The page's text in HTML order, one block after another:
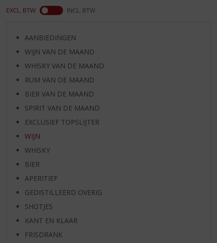
EXCL. BTW INCL. BTW
AANBIEDINGEN
WIJN VAN DE MAAND
WHISKY VAN DE MAAND
RUM VAN DE MAAND
BIER VAN DE MAAND
SPIRIT VAN DE MAAND
EXCLUSIEF TOPSLIJTER
WIJN
WHISKY
BIER
APERITIEF
GEDISTILLEERD OVERIG
SHOTJES
KANT EN KLAAR
FRISDRANK